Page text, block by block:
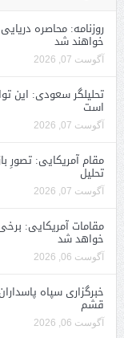
روزنامه: محاصره
خواهند شد
آگوست 07, 2026
تحلیلگر سعودی: این
است
آگوست 07, 2026
مقام آمریکایی: تصورِ
تحلیل
آگوست 07, 2026
مقامات آمریکایی:
خواهد شد
آگوست 06, 2026
خبرگزاری سپاه
قشم
آگوست 06, 2026